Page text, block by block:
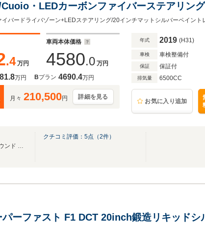
・LEDカーボンファイバーステアリン
チ(Rosso)・アルミニウムレブカウンター・
プレミアムシステム
.4 万円
車両本体価格
4580.0 万円
万円 Bプラン 4690.4万円
月々 210,500円 詳細を見る
年式 2019 (H31)
車検 車検整備付
保証 保証付
排気量 6500CC
お気に入り追加
フェラーリ オフィシャル ディーラー【プレオウンド ショールーム】
クチコミ評価： 5点（2件）
パーファスト F1 DCT 20inch鍛造リキッドシ